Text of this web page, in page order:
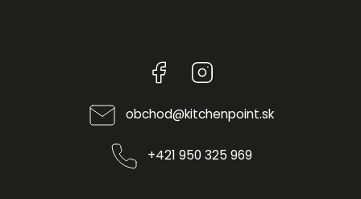
Facebook
obchod@kitchenpoint.sk
+421 950 325 969